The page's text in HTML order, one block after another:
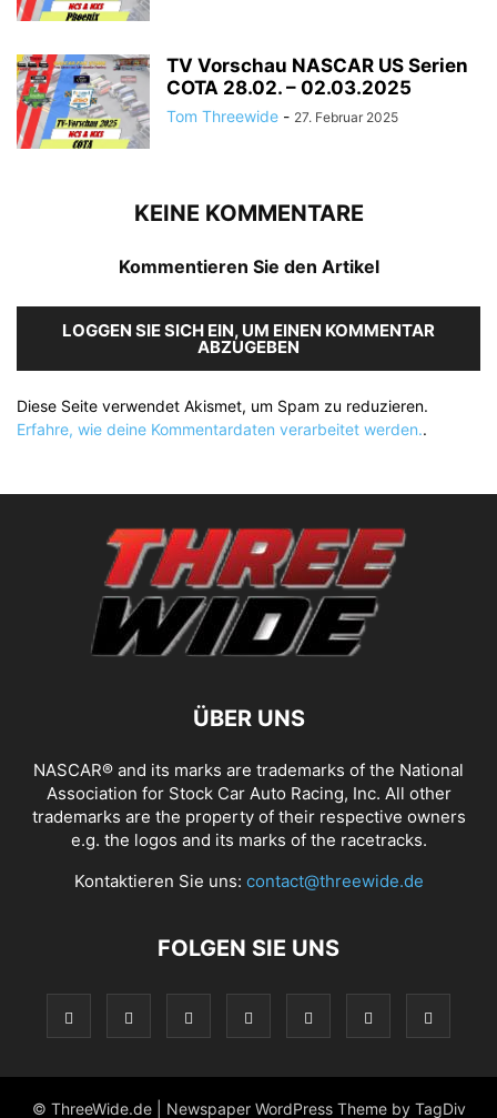
TV Vorschau NASCAR US Serien
COTA 28.02. – 02.03.2025
Tom Threewide - 27. Februar 2025
KEINE KOMMENTARE
Kommentieren Sie den Artikel
LOGGEN SIE SICH EIN, UM EINEN KOMMENTAR
ABZUGEBEN
Diese Seite verwendet Akismet, um Spam zu reduzieren.
Erfahre, wie deine Kommentardaten verarbeitet werden..
ÜBER UNS
NASCAR® and its marks are trademarks of the National
Association for Stock Car Auto Racing, Inc. All other
trademarks are the property of their respective owners
e.g. the logos and its marks of the racetracks.
Kontaktieren Sie uns: contact@threewide.de
FOLGEN SIE UNS
© ThreeWide.de | Newspaper WordPress Theme by TagDiv